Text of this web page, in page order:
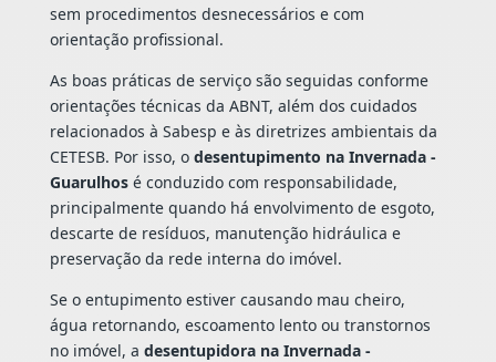
sem procedimentos desnecessários e com
orientação profissional.
As boas práticas de serviço são seguidas conforme
orientações técnicas da ABNT, além dos cuidados
relacionados à Sabesp e às diretrizes ambientais da
CETESB. Por isso, o desentupimento na Invernada -
Guarulhosé conduzido com responsabilidade,
principalmente quando há envolvimento de esgoto,
descarte de resíduos, manutenção hidráulica e
preservação da rede interna do imóvel.
Se o entupimento estiver causando mau cheiro,
água retornando, escoamento lento ou transtornos
no imóvel, a desentupidora na Invernada -